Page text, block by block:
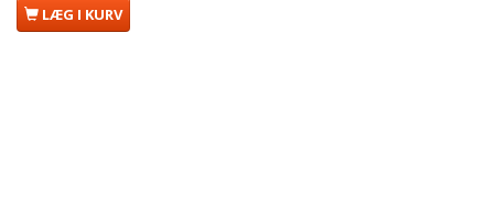
LÆG I KURV